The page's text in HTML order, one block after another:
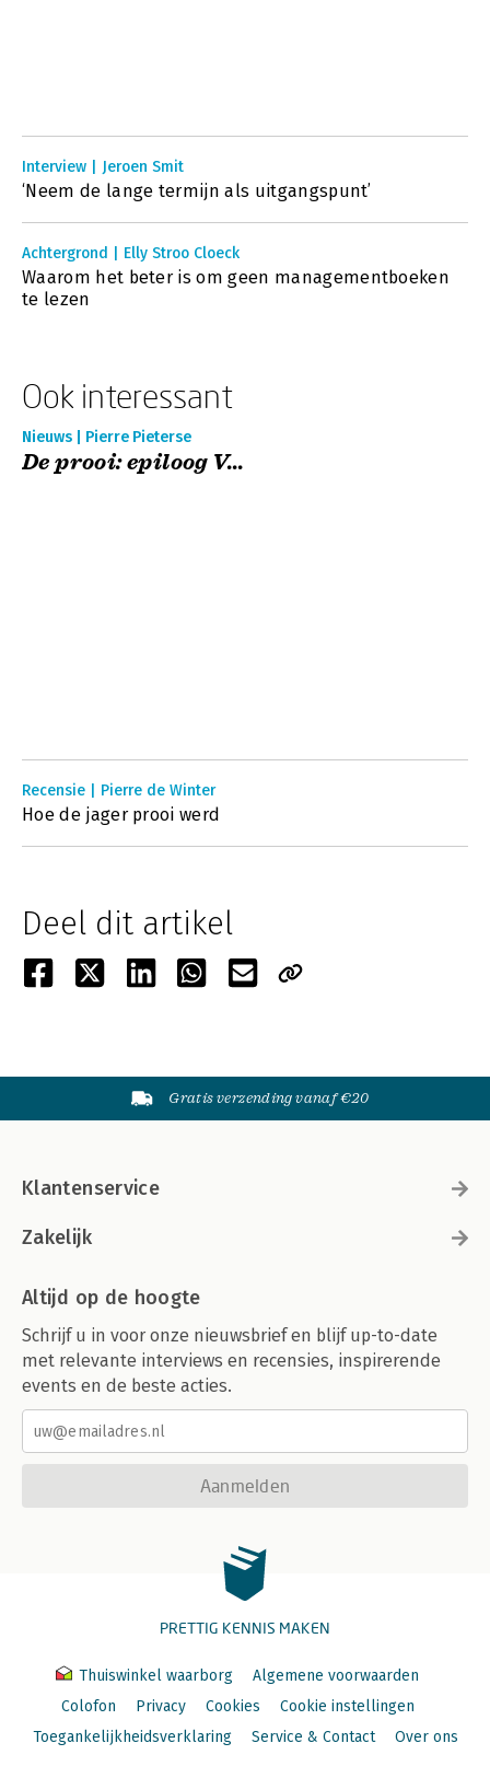
Interview | Jeroen Smit
‘Neem de lange termijn als uitgangspunt’
Achtergrond | Elly Stroo Cloeck
Waarom het beter is om geen managementboeken
te lezen
Ook interessant
Nieuws | Pierre Pieterse
De prooi: epiloog V...
Recensie | Pierre de Winter
Hoe de jager prooi werd
Deel dit artikel
Gratis verzending vanaf €20
Klantenservice
Zakelijk
Altijd op de hoogte
Schrijf u in voor onze nieuwsbrief en blijf up-to-date
met relevante interviews en recensies, inspirerende
events en de beste acties.
Aanmelden
PRETTIG KENNIS MAKEN
Thuiswinkel waarborg
Algemene voorwaarden
Colofon
Privacy Cookies
Cookie instellingen
Toegankelijkheidsverklaring
Service & Contact Over ons